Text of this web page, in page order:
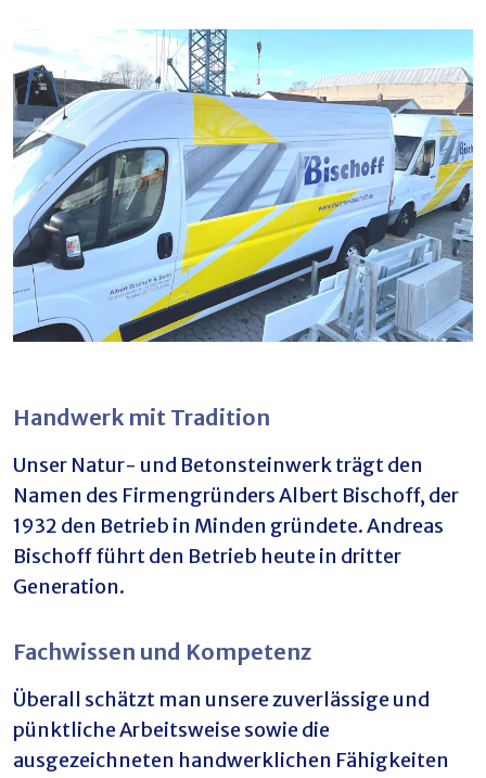
Handwerk mit Tradition
Unser Natur- und Betonsteinwerk trägt den
Namen des Firmengründers Albert Bischoff, der
1932 den Betrieb in Minden gründete. Andreas
Bischoff führt den Betrieb heute in dritter
Generation.
Fachwissen und Kompetenz
Überall schätzt man unsere zuverlässige und
pünktliche Arbeitsweise sowie die
ausgezeichneten handwerklichen Fähigkeiten